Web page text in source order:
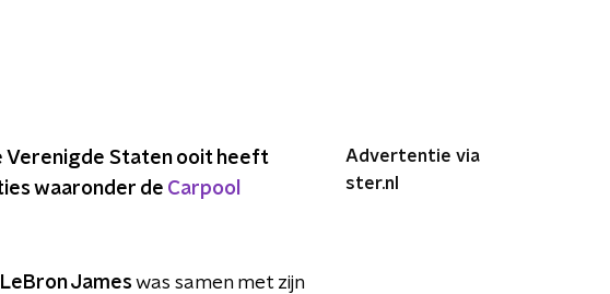
Verenigde Staten ooit heeft
waaronder de Carpool
LeBron James was samen met zijn
Advertentie via
ster.nl